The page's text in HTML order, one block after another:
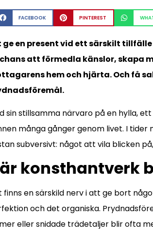
FACEBOOK PINTEREST
ge en present vid ett särskilt
att förmedla känslor, skapa
hem och hjärta. Och få
sin stillsamma närvaro på en hylla,
många gånger genom livet. I
subversivt: något att vila blicken
konsthantverk
finns en särskild nerv i att ge bort
och det organiska.
eller snidade trädetaljer blir ofta